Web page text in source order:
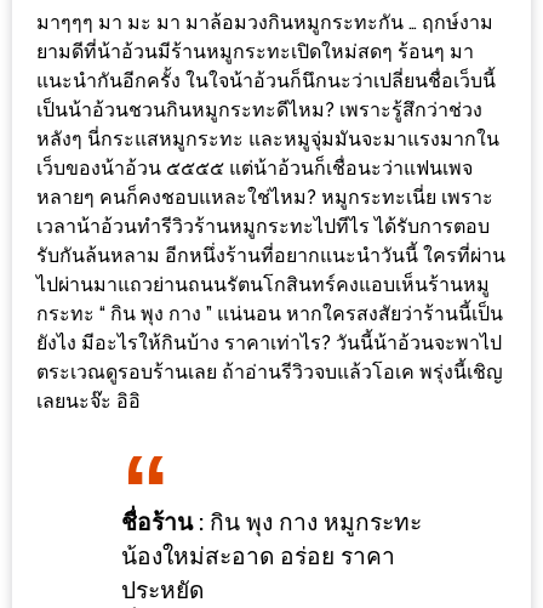
HIMMA
MARKET
FESTIVAL
10
ร้าน
พ่อ
ค้า
แซ่บ
แม่ค้า
สวย
ร้าน
เสน่ห์
ของ
เชียงใหม่
ที่
ต้อง
มาๆๆๆ มา มะ มา มาล้อมวงกินหมูกระทะกัน …​ ฤกษ์งาม
ยามดีที่น้าอ้วนมีร้านหมูกระทะเปิดใหม่สดๆ ร้อนๆ มา
แนะนำกันอีกครั้ง ในใจน้าอ้วนก็นึกนะว่าเปลี่ยนชื่อเว็บนี้
เป็นน้าอ้วนชวนกินหมูกระทะดีไหม? เพราะรู้สึกว่าช่วง
หลังๆ นี่กระแสหมูกระทะ และหมูจุ่มมันจะมาแรงมากใน
เว็บของน้าอ้วน ๕๕๕๕ แต่น้าอ้วนก็เชื่อนะว่าแฟนเพจ
หลายๆ คนก็คงชอบแหละใช่ไหม? หมูกระทะเนี่ย เพราะ
เวลาน้าอ้วนทำรีวิวร้านหมูกระทะไปทีไร ได้รับการตอบ
รับกันล้นหลาม อีกหนึ่งร้านที่อยากแนะนำวันนี้ ใครที่ผ่าน
ไปผ่านมาแถวย่านถนนรัตนโกสินทร์คงแอบเห็นร้านหมู
กระทะ “ กิน พุง กาง ” แน่นอน หากใครสงสัยว่าร้านนี้เป็น
ยังไง มีอะไรให้กินบ้าง ราคาเท่าไร? วันนี้น้าอ้วนจะพาไป
ตระเวณดูรอบร้านเลย ถ้าอ่านรีวิวจบแล้วโอเค พรุ่งนี้เชิญ
เลยนะจ๊ะ อิอิ
ชื่อร้าน : กิน พุง กาง หมูกระทะ
น้องใหม่สะอาด อร่อย ราคา
ประหยัด